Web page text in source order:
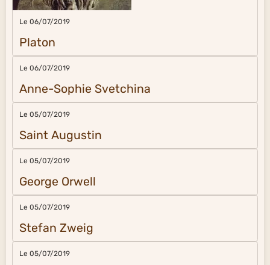
Le 06/07/2019
Platon
Le 06/07/2019
Anne-Sophie Svetchina
Le 05/07/2019
Saint Augustin
Le 05/07/2019
George Orwell
Le 05/07/2019
Stefan Zweig
Le 05/07/2019